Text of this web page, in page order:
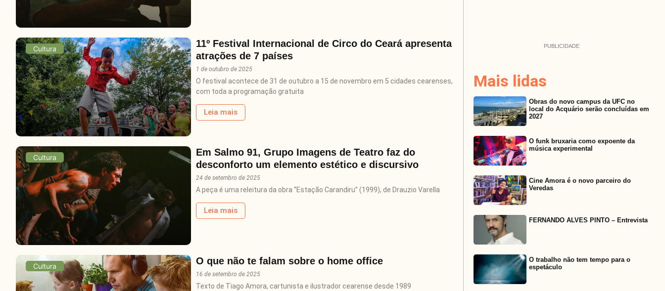
Cultura
11º Festival Internacional de Circo do Ceará apresenta
atrações de 7 países
1 de outubro de 2025
O festival acontece de 31 de outubro a 15 de novembro em 5 cidades cearenses,
com toda a programação gratuita
Leia mais
Cultura
Em Salmo 91, Grupo Imagens de Teatro faz do
desconforto um elemento estético e discursivo
24 de setembro de 2025
A peça é uma releitura da obra “Estação Carandiru” (1999), de Drauzio Varella
Leia mais
Cultura O que não te falam sobre o home office
16 de setembro de 2025
Texto de Tiago Amora, cartunista e ilustrador cearense desde 1989
PUBLICIDADE
Mais lidas
Obras do novo campus da UFC no
local do Acquário serão concluídas em
2027
O funk bruxaria como expoente da
música experimental
Cine Amora é o novo parceiro do
Veredas
FERNANDO ALVES PINTO – Entrevista
O trabalho não tem tempo para o
espetáculo